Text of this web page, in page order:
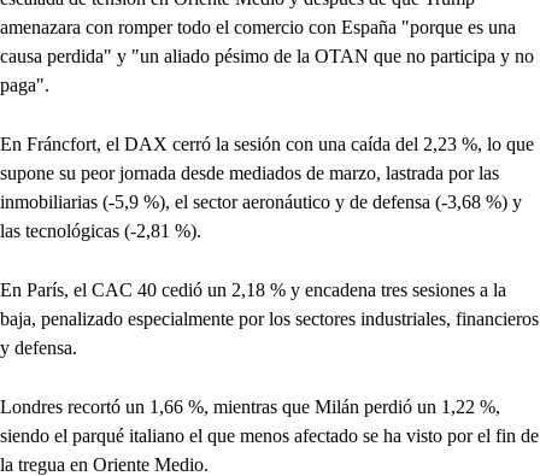
amenazara con romper todo el comercio con España "porque es una
causa perdida" y "un aliado pésimo de la OTAN que no participa y no
paga".
En Fráncfort, el DAX cerró la sesión con una caída del 2,23 %, lo que
supone su peor jornada desde mediados de marzo, lastrada por las
inmobiliarias (-5,9 %), el sector aeronáutico y de defensa (-3,68 %) y
las tecnológicas (-2,81 %).
En París, el CAC 40 cedió un 2,18 % y encadena tres sesiones a la
baja, penalizado especialmente por los sectores industriales, financieros
y defensa.
Londres recortó un 1,66 %, mientras que Milán perdió un 1,22 %,
siendo el parqué italiano el que menos afectado se ha visto por el fin de
la tregua en Oriente Medio.